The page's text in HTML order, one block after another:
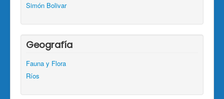
Simón Bolivar
Geografía
Fauna y Flora
Ríos